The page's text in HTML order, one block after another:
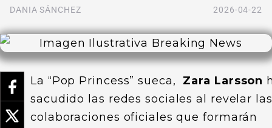
DANIA SÁNCHEZ 2026-04-22
La “Pop Princess” sueca, Zara Larsson
sacudido las redes sociales al revelar las
colaboraciones oficiales que formarán